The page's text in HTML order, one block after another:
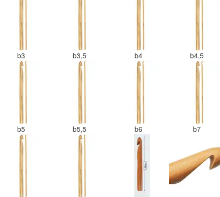
b3 b3,5 b4 b4,5
b5 b5,5 b6 b7